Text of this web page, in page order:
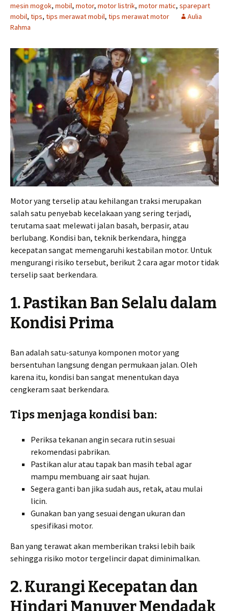
mesin mogok, mobil, motor, motor listrik, motor matic, sparepart
mobil, tips, tips merawat mobil, tips merawat motor
Aulia
Rahma
Motor yang terselip atau kehilangan traksi merupakan
salah satu penyebab kecelakaan yang sering terjadi,
terutama saat melewati jalan basah, berpasir, atau
berlubang. Kondisi ban, teknik berkendara, hingga
kecepatan sangat memengaruhi kestabilan motor. Untuk
mengurangi risiko tersebut, berikut 2 cara agar motor tidak
terselip saat berkendara.
1. Pastikan Ban Selalu dalam
Kondisi Prima
Ban adalah satu-satunya komponen motor yang
bersentuhan langsung dengan permukaan jalan. Oleh
karena itu, kondisi ban sangat menentukan daya
cengkeram saat berkendara.
Tips menjaga kondisi ban:
Periksa tekanan angin secara rutin sesuai
rekomendasi pabrikan.
Pastikan alur atau tapak ban masih tebal agar
mampu membuang air saat hujan.
Segera ganti ban jika sudah aus, retak, atau mulai
licin.
Gunakan ban yang sesuai dengan ukuran dan
spesifikasi motor.
Ban yang terawat akan memberikan traksi lebih baik
sehingga risiko motor tergelincir dapat diminimalkan.
2. Kurangi Kecepatan dan
Hindari Manuver Mendadak